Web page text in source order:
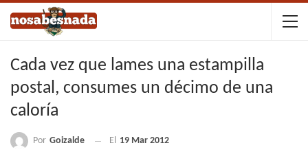
Cada vez que lames una estampilla
postal, consumes un décimo de una
caloría
Por Goizalde El 19 Mar 2012